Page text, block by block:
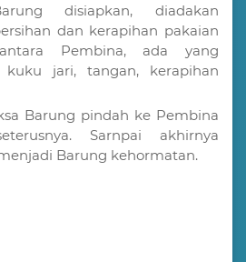
disiapkan, diadakan
dan kerapihan pakaian
Pembina, ada yang
kuku jari, tangan, kerapihan
Barung pindah ke Pembina
Sarnpai akhirnya
Barung kehormatan.